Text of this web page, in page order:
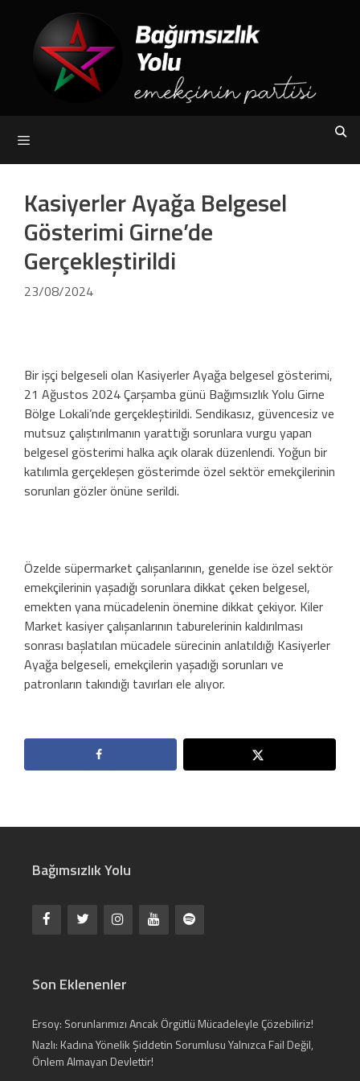
content
Kasiyerler Ayağa Belgesel
Gösterimi Girne’de
Gerçekleştirildi
23/08/2024
Bir işçi belgeseli olan Kasiyerler Ayağa belgesel gösterimi,
21 Ağustos 2024 Çarşamba günü Bağımsızlık Yolu Girne
Bölge Lokali’nde gerçekleştirildi. Sendikasız, güvencesiz ve
mutsuz çalıştırılmanın yarattığı sorunlara vurgu yapan
belgesel gösterimi halka açık olarak düzenlendi. Yoğun bir
katılımla gerçekleşen gösterimde özel sektör emekçilerinin
sorunları gözler önüne serildi.
Özelde süpermarket çalışanlarının, genelde ise özel sektör
emekçilerinin yaşadığı sorunlara dikkat çeken belgesel,
emekten yana mücadelenin önemine dikkat çekiyor. Kiler
Market kasiyer çalışanlarının taburelerinin kaldırılması
sonrası başlatılan mücadele sürecinin anlatıldığı Kasiyerler
Ayağa belgeseli, emekçilerin yaşadığı sorunları ve
patronların takındığı tavırları ele alıyor.
Bağımsızlık Yolu
Son Eklenenler
Ersoy: Sorunlarımızı Ancak Örgütlü Mücadeleyle Çözebiliriz!
Nazlı: Kadına Yönelik Şiddetin Sorumlusu Yalnızca Fail Değil,
Önlem Almayan Devlettir!